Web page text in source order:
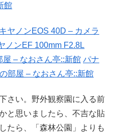
館
キヤノンEOS 40D – カメラ
ノンEF 100mm F2.8L
屋 – なおさん亭::新館 パナ
部屋 – なおさん亭::新館
さい。野外観察園に入る前
と思いましたら、不吉な貼
たら、「森林公園」よりも